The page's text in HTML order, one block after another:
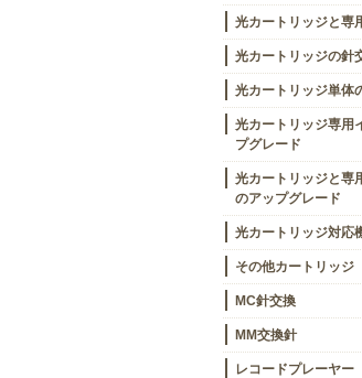
光カートリッジと専
光カートリッジの針
光カートリッジ単体
光カートリッジ専用
プグレード
光カートリッジと専
のアップグレード
光カートリッジ対応
その他カートリッジ
MC針交換
MM交換針
レコードプレーヤー